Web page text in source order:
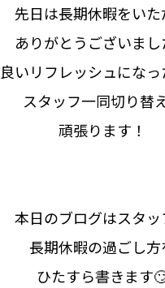
先日は長期休暇をいた
ありがとうございまし
良いリフレッシュになっ
スタッフ一同切り替
頑張ります！
本日のブログはスタッ
長期休暇の過ごし方
ひたすら書きます